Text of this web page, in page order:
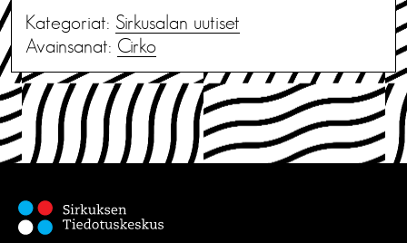
Kategoriat: Sirkusalan uutiset
Avainsanat: Cirko